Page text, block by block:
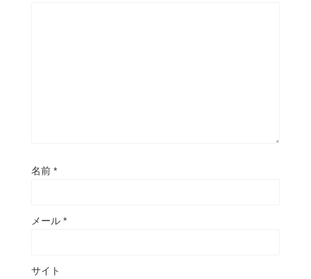
名前 *
メール *
サイト